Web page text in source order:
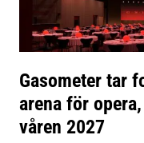
Gasometer tar
arena för
våren 2027